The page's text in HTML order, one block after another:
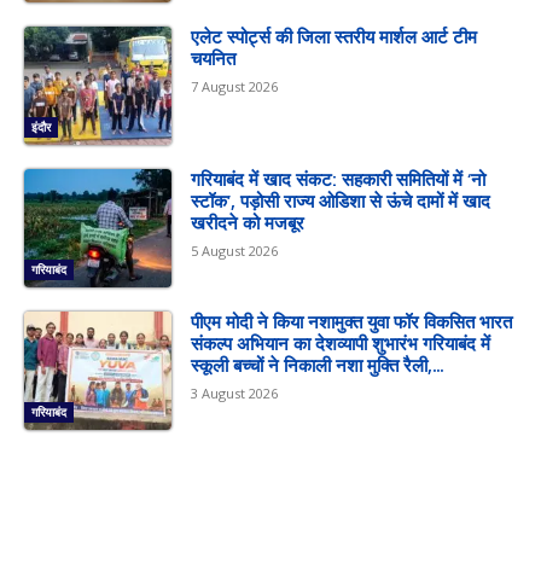
इंदौर
एलेट स्पोर्ट्स की जिला स्तरीय मार्शल आर्ट टीम
चयनित
7 August 2026
गरियाबंद
गरियाबंद में खाद संकट: सहकारी समितियों में ‘नो
स्टॉक’, पड़ोसी राज्य ओडिशा से ऊंचे दामों में खाद
खरीदने को मजबूर
5 August 2026
गरियाबंद
पीएम मोदी ने किया नशामुक्त युवा फॉर विकसित भारत
संकल्प अभियान का देशव्यापी शुभारंभ गरियाबंद में
स्कूली बच्चों ने निकाली नशा मुक्ति रैली,...
3 August 2026